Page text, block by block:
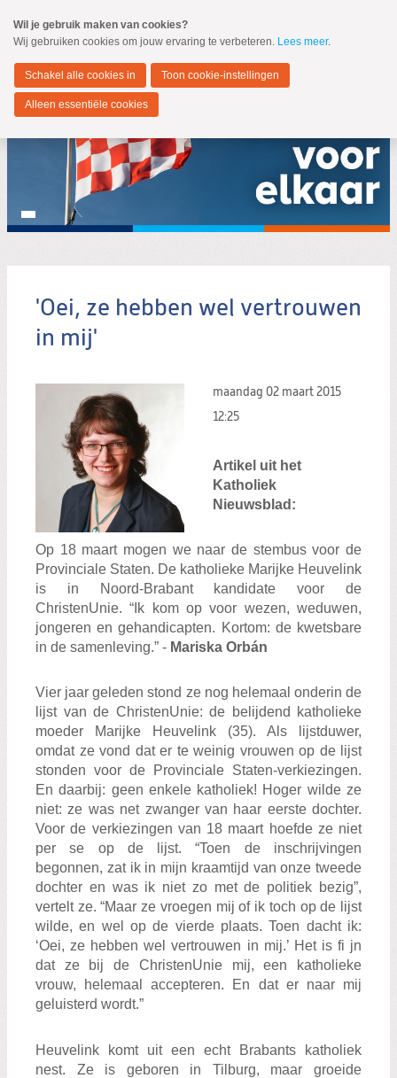
naar
Spring
de
inhoud
Spring
naar
hoofdmenu
Noord-Brabant
MENU
Zoeken:
'Oei, ze hebben wel vertrouwen
in mij'
maandag 02 maart 2015
12:25
Artikel uit het
Katholiek
Nieuwsblad:
Op 18 maart mogen we naar de stembus voor de
Provinciale Staten. De katholieke Marijke Heuvelink
is in Noord-Brabant kandidate voor de
ChristenUnie. “Ik kom op voor wezen, weduwen,
jongeren en gehandicapten. Kortom: de kwetsbare
in de samenleving.” - Mariska Orbán
Vier jaar geleden stond ze nog helemaal onderin de
lijst van de ChristenUnie: de belijdend katholieke
moeder Marijke Heuvelink (35). Als lijstduwer,
omdat ze vond dat er te weinig vrouwen op de lijst
stonden voor de Provinciale Staten-verkiezingen.
En daarbij: geen enkele katholiek! Hoger wilde ze
niet: ze was net zwanger van haar eerste dochter.
Voor de verkiezingen van 18 maart hoefde ze niet
per se op de lijst. “Toen de inschrijvingen
begonnen, zat ik in mijn kraamtijd van onze tweede
dochter en was ik niet zo met de politiek bezig”,
vertelt ze. “Maar ze vroegen mij of ik toch op de lijst
wilde, en wel op de vierde plaats. Toen dacht ik:
‘Oei, ze hebben wel vertrouwen in mij.’ Het is fi jn
dat ze bij de ChristenUnie mij, een katholieke
vrouw, helemaal accepteren. En dat er naar mij
geluisterd wordt.”
Heuvelink komt uit een echt Brabants katholiek
nest. Ze is geboren in Tilburg, maar groeide
Wil je gebruik maken van cookies?
Wij gebruiken cookies om jouw ervaring te verbeteren. Lees meer.
Schakel alle cookies in Toon cookie-instellingen
Alleen essentiële cookies